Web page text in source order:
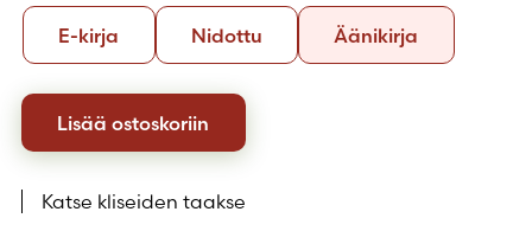
Formaatti
E-kirja
kirja
NidottuNidottu Äänikirja
Lisää ostoskoriin
Katse kliseiden taakse